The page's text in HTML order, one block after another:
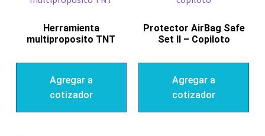
Herramienta
multiproposito TNT
Agregar a
cotizador
Protector AirBag Safe
Set II – Copiloto
Agregar a
cotizador